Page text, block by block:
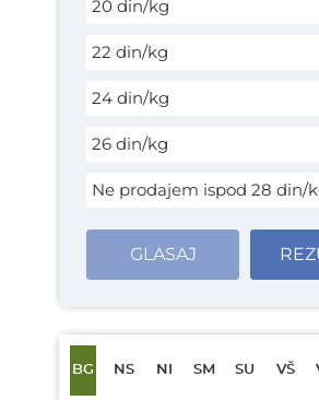
20 din/kg
22 din/kg
24 din/kg
26 din/kg
Ne prodajem ispod 28 din/
GLASAJ
BG NS NI SM SU VŠ